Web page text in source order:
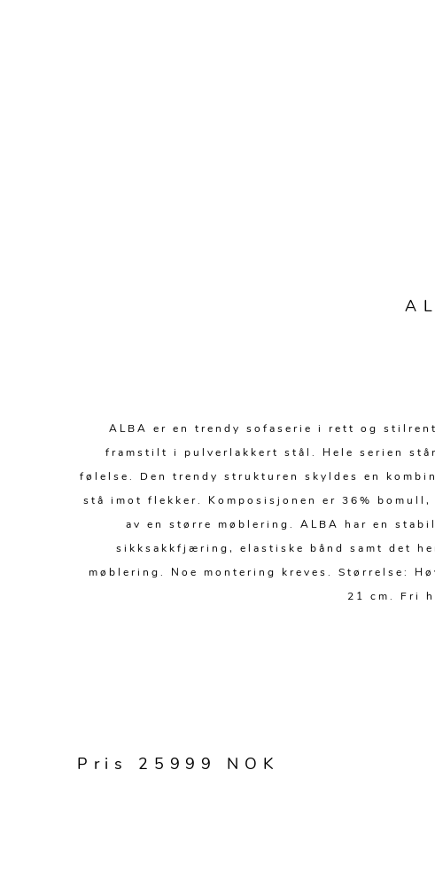
ALBA er en trendy sofaserie i rett og
framstilt i pulverlakkert stål. Hele serien
følelse. Den trendy strukturen skyldes en
stå imot flekker. Komposisjonen er 36%
av en større møblering. ALBA har en
sikksakkfjæring, elastiske bånd samt det
møblering. Noe montering kreves. Størrelse:
21 cm. Fri
Pris 25999 NOK